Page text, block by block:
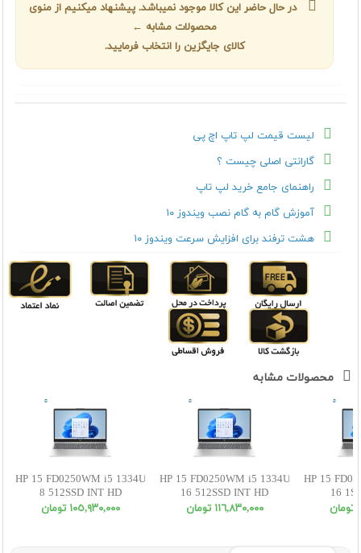
در حال حاضر این کالا موجود نمیباشد. پیشنهاد میکنیم از منوی
محصولات مشابه ←
کالای جایگزین را انتخاب فرمایید.
لیست قیمت لپ تاپ اچ پی
گارانتی اصلی چیست ؟
راهنمای جامع خرید لپ تاپ
آموزش گام به گام نصب ویندوز ۱۰
هشت ترفند برای افزایش سرعت ویندوز ۱۰
محصولات مشابه
HP 15 FD0250WM i5 1334U
8 512SSD INT HD
١٠٥,٩٣٠,٠٠٠ تومان
HP 15 FD0250WM i5 1334U
16 512SSD INT HD
١١٦,٨٣٠,٠٠٠ تومان
HP 15
16